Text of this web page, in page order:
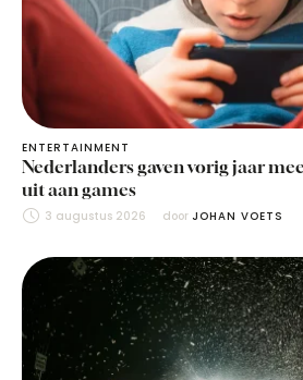
ENTERTAINMENT
Nederlanders gaven vorig jaar
uit aan games
3 augustus 2026 door JOHAN VOETS